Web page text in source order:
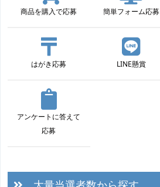
商品を購入で応募 簡単フォーム応募
はがき応募 LINE懸賞
アンケートに答えて
応募